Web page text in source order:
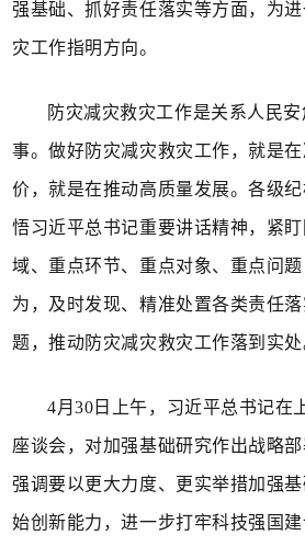
强基础、抓好责任落实等方面，为
灾工作指明方向。
防灾减灾救灾工作是关系人民
事。做好防灾减灾救灾工作，就是
价，就是在推动高质量发展。各级
悟习近平总书记重要讲话精神，紧
域、重点环节、重点对象、重点问
为，及时发现、精准处置各类责任
题，推动防灾减灾救灾工作落到实处
4月30日上午，习近平总书记在
座谈会，对加强基础研究作出战略部
强调要以更大力度、更实举措加强
始创新能力，进一步打牢科技强国建